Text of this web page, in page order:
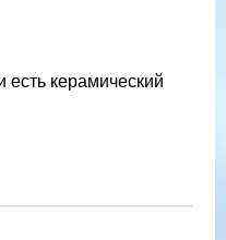
есть керамический